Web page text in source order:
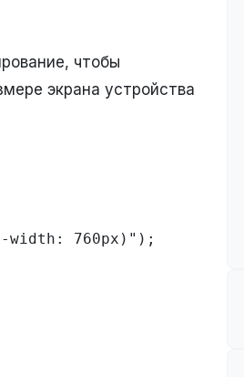
чтобы
экрана устройства